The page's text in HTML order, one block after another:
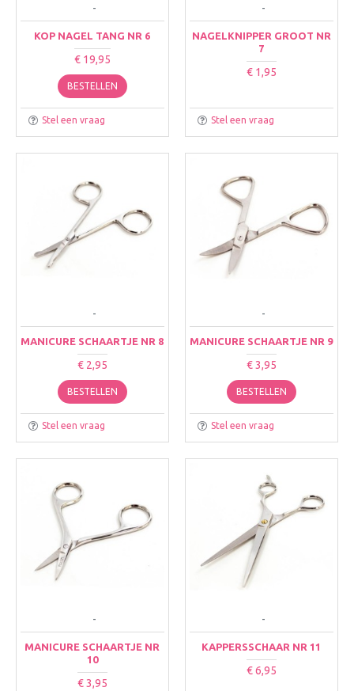
-
KOP NAGEL TANG NR 6
€ 19,95
BESTELLEN
Stel een vraag
-
NAGELKNIPPER GROOT NR
7
€ 1,95
Stel een vraag
-
MANICURE SCHAARTJE NR 8
€ 2,95
BESTELLEN
Stel een vraag
-
MANICURE SCHAARTJE NR 9
€ 3,95
BESTELLEN
Stel een vraag
-
MANICURE SCHAARTJE NR
10
€ 3,95
-
KAPPERSSCHAAR NR 11
€ 6,95